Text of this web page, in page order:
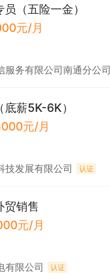
（五险一金）
元/月
服务有限公司南通分公司
薪5K-6K）
元/月
技发展有限公司 认证
贸销售
元/月
有限公司 认证